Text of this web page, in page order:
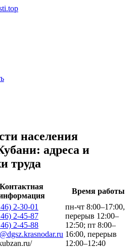
населения
адреса и
труда
Контактная
Время работы
2-30-01
2-45-87
2-45-88
пн-чт 8:00–17:00,
перерыв 12:00–
12:50; пт 8:00–
16:00, перерыв
12:00–12:40